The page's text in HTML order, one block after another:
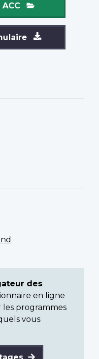
des
en ligne
programmes
vous